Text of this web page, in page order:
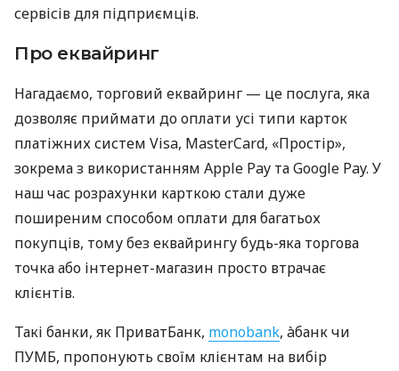
сервісів для підприємців.
Про еквайринг
Нагадаємо, торговий еквайринг — це послуга, яка
дозволяє приймати до оплати усі типи карток
платіжних систем Visa, MasterCard, «Простір»,
зокрема з використанням Apple Pay та Google Pay. У
наш час розрахунки карткою стали дуже
поширеним способом оплати для багатьох
покупців, тому без еквайрингу будь-яка торгова
точка або інтернет-магазин просто втрачає
клієнтів.
Такі банки, як ПриватБанк, monobank, àбанк чи
ПУМБ, пропонують своїм клієнтам на вибір